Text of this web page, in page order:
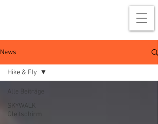
News
Alle Beiträge
SKYWALK
Gleitschirm
Hike & Fly